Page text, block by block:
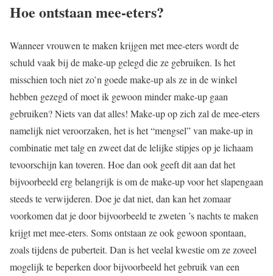
Hoe ontstaan mee-eters?
Wanneer vrouwen te maken krijgen met mee-eters wordt de
schuld vaak bij de make-up gelegd die ze gebruiken. Is het
misschien toch niet zo’n goede make-up als ze in de winkel
hebben gezegd of moet ik gewoon minder make-up gaan
gebruiken? Niets van dat alles! Make-up op zich zal de mee-eters
namelijk niet veroorzaken, het is het “mengsel” van make-up in
combinatie met talg en zweet dat de lelijke stipjes op je lichaam
tevoorschijn kan toveren. Hoe dan ook geeft dit aan dat het
bijvoorbeeld erg belangrijk is om de make-up voor het slapengaan
steeds te verwijderen. Doe je dat niet, dan kan het zomaar
voorkomen dat je door bijvoorbeeld te zweten ’s nachts te maken
krijgt met mee-eters. Soms ontstaan ze ook gewoon spontaan,
zoals tijdens de puberteit. Dan is het veelal kwestie om ze zoveel
mogelijk te beperken door bijvoorbeeld het gebruik van een